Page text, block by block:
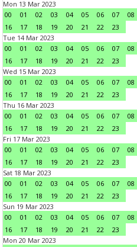
Mon 13 Mar 2023
00
01 02 03 04 05 06 07 08
16
17 18 19 20 21 22
23
Tue 14 Mar 2023
00
01 02 03 04 05 06 07 08
16
17 18 19 20 21 22
23
Wed 15 Mar 2023
00
01 02 03 04 05 06 07 08
16
17 18 19 20 21 22
23
Thu 16 Mar 2023
00
01 02 03 04 05 06 07 08
16
17 18 19 20 21 22
23
Fri 17 Mar 2023
00
01 02 03 04 05 06 07 08
16
17 18 19 20 21 22
23
Sat 18 Mar 2023
00
01 02 03 04 05 06 07 08
16
17 18 19 20 21 22
23
Sun 19 Mar 2023
00
01 02 03 04 05 06 07 08
16
17 18 19 20 21 22
23
Mon 20 Mar 2023